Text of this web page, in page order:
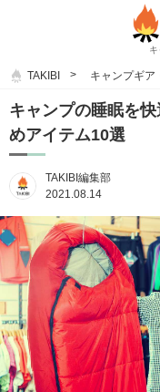
TAKIBI キャンプギア
キャンプの睡眠を
めアイテム10選
TAKIBI編集部
2021.08.14